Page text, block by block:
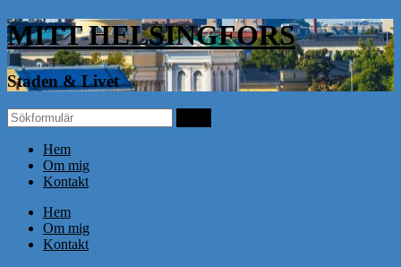
MITT HELSINGFORS
Staden & Livet
Hem
Om mig
Kontakt
Hem
Om mig
Kontakt